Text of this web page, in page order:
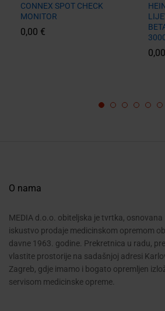
CONNEX SPOT CHECK
MONITOR
0,00 €
0,00
O nama
MEDIA d.o.o. obiteljska je tvrtka, osnovana
iskustvo prodaje medicinskom opremom
davne 1963. godine. Prekretnica u radu,
vlastite prostorije na sadašnjoj adresi
Zagreb, gdje imamo i bogato opremljen
servisom medicinske opreme.